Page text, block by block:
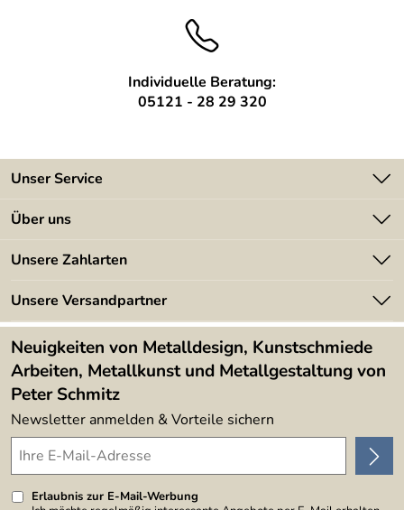
Individuelle Beratung:
05121 - 28 29 320
Unser Service
Kontakt
Kundeninformationen
Newsletter
Lieferbedingungen
Über uns
Angebote
Kundenbewertungen (394)
4,9/5
Unsere Zahlarten
Unsere Versandpartner
Neuigkeiten von Metalldesign, Kunstschmiede
Arbeiten, Metallkunst und Metallgestaltung von
Peter Schmitz
Newsletter anmelden & Vorteile sichern
Erlaubnis zur E-Mail-Werbung